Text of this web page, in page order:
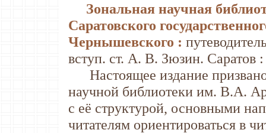
Зональная научная
Саратовского
Чернышевского :
вступ. ст. А. В. Зюзин. Саратов
Настоящее издание
научной библиотеки им. В.А.
с её структурой, основными
читателям ориентироваться в